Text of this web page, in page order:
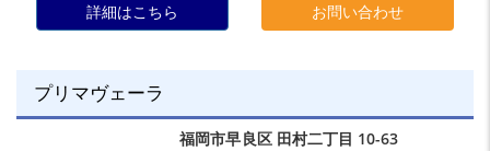
詳細はこちら お問い合わせ
プリマヴェーラ
福岡市早良区 田村二丁目 10-63